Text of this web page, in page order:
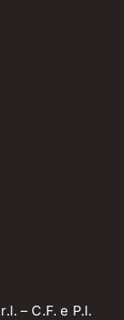
– C.F. e P.I.